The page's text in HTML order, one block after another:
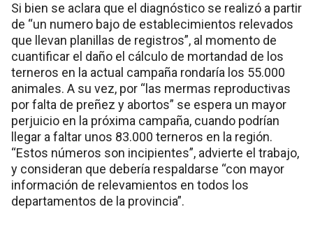
Si bien se aclara que el diagnóstico se realizó a partir
de “un numero bajo de establecimientos relevados
que llevan planillas de registros”, al momento de
cuantificar el daño el cálculo de mortandad de los
terneros en la actual campaña rondaría los 55.000
animales. A su vez, por “las mermas reproductivas
por falta de preñez y abortos” se espera un mayor
perjuicio en la próxima campaña, cuando podrían
llegar a faltar unos 83.000 terneros en la región.
“Estos números son incipientes”, advierte el trabajo,
y consideran que debería respaldarse “con mayor
información de relevamientos en todos los
departamentos de la provincia”.